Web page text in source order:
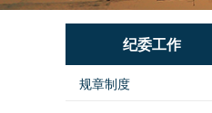
纪委工作
规章制度